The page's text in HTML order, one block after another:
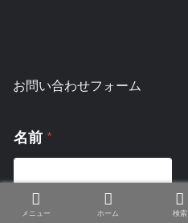
お問い合わせフォーム
名
前
名
メ
名前 *
メニュー ホーム 検索